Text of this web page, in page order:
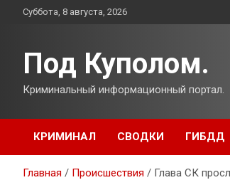
ПерейтиСуббота, 8 августа, 2026
Под Куполом.
Криминальный информационный портал.
КРИМИНАЛ СВОДКИ ГИБДД
Главная Происшествия Глава СК